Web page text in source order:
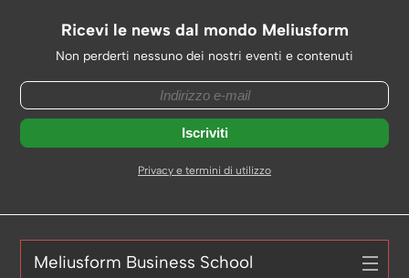
Ricevi le news dal mondo Meliusform
Non perderti nessuno dei nostri eventi e contenuti
Privacy e termini di utilizzo
Meliusform Business School